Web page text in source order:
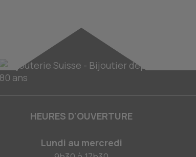
HEURES D'OUVERTURE
Lundi au mercredi